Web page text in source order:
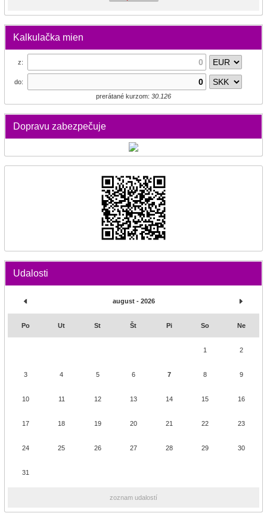
Kalkulačka mien
z:
do:
prerátané kurzom: 30.126
Dopravu zabezpečuje
Udalosti
august - 2026
Po Ut St Št Pi So Ne
1 2
3 4 5 6 7 8 9
10 11 12 13 14 15 16
17 18 19 20 21 22 23
24 25 26 27 28 29 30
31
zoznam udalostí